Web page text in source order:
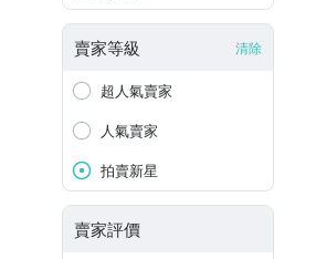
賣家等級 清除
超人氣賣家
人氣賣家
拍賣新星
賣家評價